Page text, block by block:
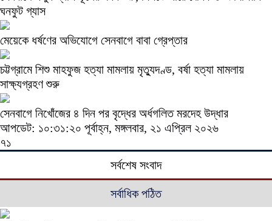
ঘনফুট গ্যাস
মেয়েকে ধর্ষণের অভিযোগে সেনবাগে বাবা গ্রেপ্তার
চট্টগ্রামে শিশু মাহফুজ হত্যা মামলায় মৃত্যুদণ্ড, বর্ষা হত্যা মামলায়
সাক্ষ্যগ্রহণ শুরু
সেনবাগে নিখোঁজের ৪ দিন পর বৃদ্ধের অর্ধগলিত মরদেহ উদ্ধার
আপডেট: ১০:৩১:২০ পূর্বাহ্ন, মঙ্গলবার, ২১ এপ্রিল ২০২৬
৭১
সর্বশেষ সংবাদ
সর্বাধিক পঠিত